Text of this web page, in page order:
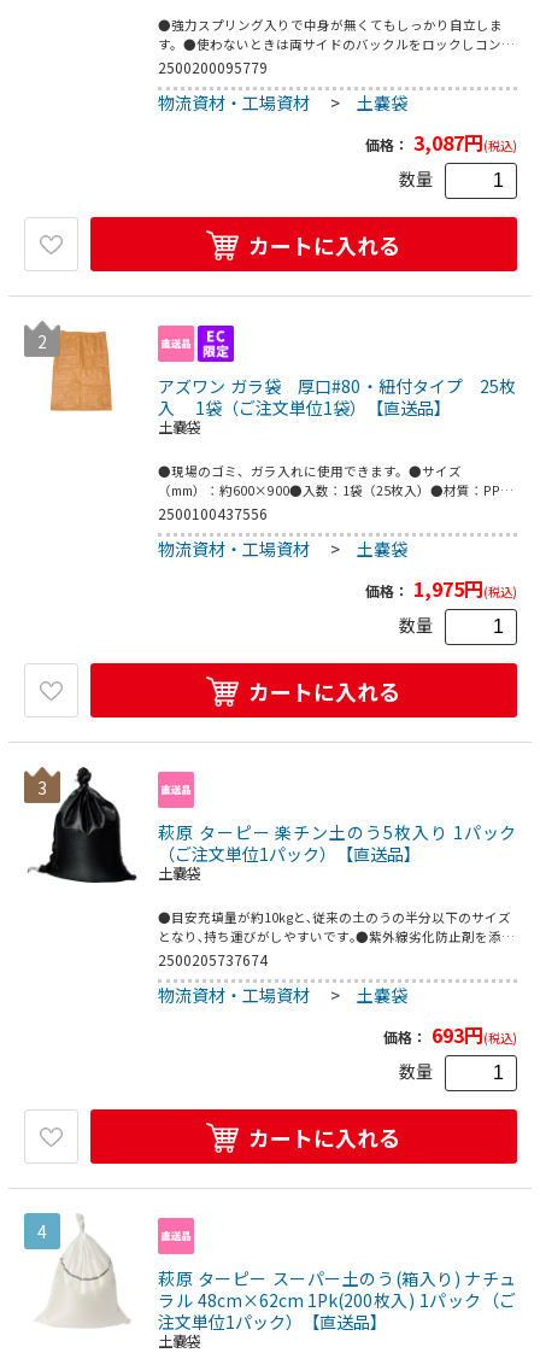
●強力スプリング入りで中身が無くてもしっかり自立しま
す。●使わないときは両サイドのバックルをロックしコンパ
クトに●色：黒/緑●径(mm)：250●高さ(mm)：450●タイ
ド：ポリプロピレン●スプリンング：ワイヤー鋼鉄線●バッ
2500200095779
物流資材・工場資材 > 土嚢袋
価格： 3,087円(税込)
数量
カートに入れる
2
アズワン ガラ袋 厚口#80・紐付タイプ 25枚
入 1袋（ご注文単位1袋）【直送品】
土嚢袋
●現場のゴミ、ガラ入れに使用できます。●サイズ
（mm）：約600×900●入数：1袋（25枚入）●材質：PP●
厚口＃80・紐付●こちらの商品は事業者様向け商品です。
2500100437556
物流資材・工場資材 > 土嚢袋
価格： 1,975円(税込)
数量
カートに入れる
3
萩原 ターピー 楽チン土のう5枚入り 1パック
（ご注文単位1パック）【直送品】
土嚢袋
●目安充填量が約10kgと､従来の土のうの半分以下のサイズ
となり､持ち運びがしやすいです｡●紫外線劣化防止剤を添加
し､約3年の耐候性を有しています｡●水害対策、土木工事な
(mm):450●幅(mm):30●パック入数(枚):5●目安充填量10kg
2500205737674
物流資材・工場資材 > 土嚢袋
価格： 693円(税込)
数量
カートに入れる
4
萩原 ターピー スーパー土のう(箱入り) ナチュ
ラル 48cm×62cm 1Pk(200枚入) 1パック（ご
注文単位1パック）【直送品】
土嚢袋